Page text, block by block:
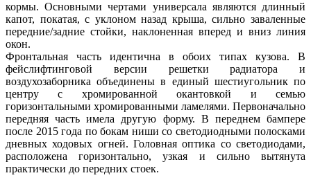
кормы. Основными чертами универсала являются длинный
капот, покатая, с уклоном назад крыша, сильно заваленные
передние/задние стойки, наклоненная вперед и вниз линия
окон.
Фронтальная часть идентична в обоих типах кузова. В
фейслифтинговой версии решетки радиатора и
воздухозаборника объединены в единый шестиугольник по
центру с хромированной окантовкой и семью
горизонтальными хромированными ламелями. Первоначально
передняя часть имела другую форму. В переднем бампере
после 2015 года по бокам ниши со светодиодными полосками
дневных ходовых огней. Головная оптика со светодиодами,
расположена горизонтально, узкая и сильно вытянута
практически до передних стоек.